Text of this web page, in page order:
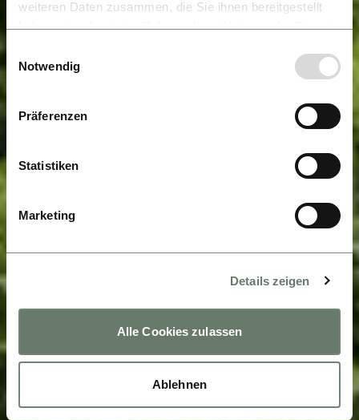
weiteren Daten zusammen, die Sie ihnen bereitgestellt
haben oder die sie im Rahmen Ihrer Nutzung der Dienste
Notwendig
Präferenzen
Statistiken
Marketing
Details zeigen
Alle Cookies zulassen
Ablehnen